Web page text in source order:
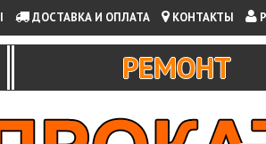
ДОСТАВКА И ОПЛАТА КОНТАКТЫ
РЕМОНТ